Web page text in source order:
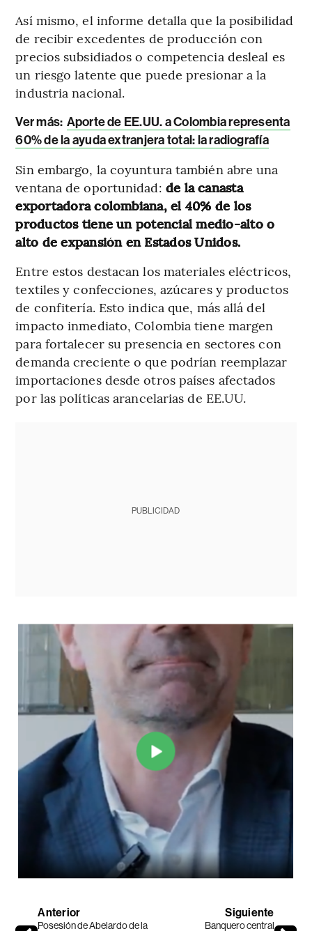
Así mismo, el informe detalla que la posibilidad
de recibir excedentes de producción con
precios subsidiados o competencia desleal es
un riesgo latente que puede presionar a la
industria nacional.
Ver más: Aporte de EE.UU. a Colombia representa
60% de la ayuda extranjera total: la radiografía
Sin embargo, la coyuntura también abre una
ventana de oportunidad: de la canasta
exportadora colombiana, el 40% de los
productos tiene un potencial medio-alto o
alto de expansión en Estados Unidos.
Entre estos destacan los materiales eléctricos,
textiles y confecciones, azúcares y productos
de confitería. Esto indica que, más allá del
impacto inmediato, Colombia tiene margen
para fortalecer su presencia en sectores con
demanda creciente o que podrían reemplazar
importaciones desde otros países afectados
por las políticas arancelarias de EE.UU.
PUBLICIDAD
Anterior
Posesión de Abelardo de la
Siguiente
Banquero central